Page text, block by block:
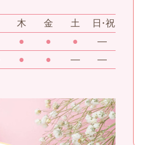
木 金 土
日・祝
● ● ●
―
● ● ― ―